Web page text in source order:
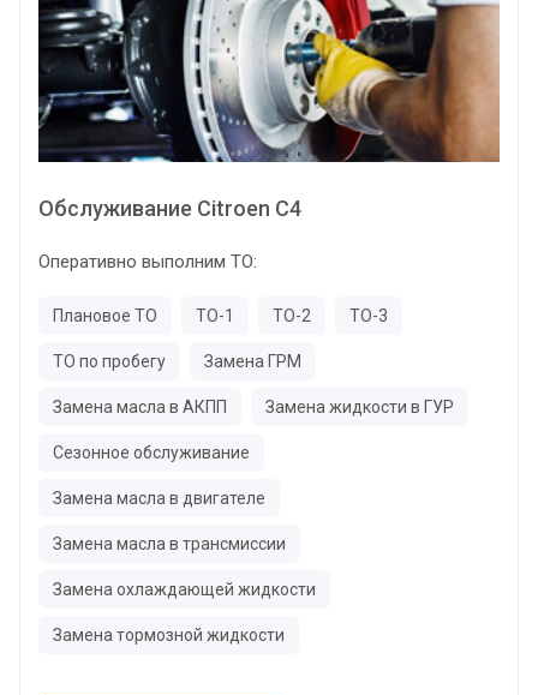
Обслуживание Citroen C4
Оперативно выполним ТО:
Плановое ТО ТО-1 ТО-2 ТО-3
ТО по пробегу Замена ГРМ
Замена масла в АКПП Замена жидкости в ГУР
Сезонное обслуживание
Замена масла в двигателе
Замена масла в трансмиссии
Замена охлаждающей жидкости
Замена тормозной жидкости